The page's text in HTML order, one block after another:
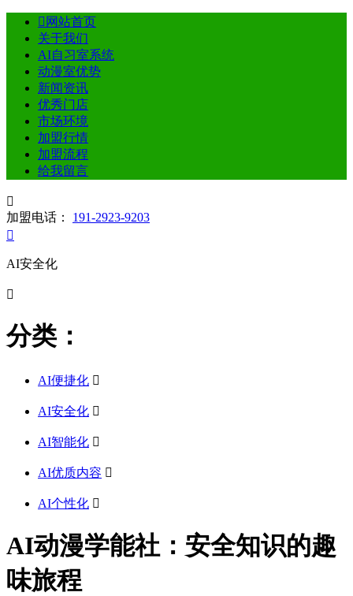
 网站首页
关于我们
AI自习室系统
动漫室优势
新闻资讯
优秀门店
市场环境
加盟行情
加盟流程
给我留言

加盟电话： 191-2923-9203

AI安全化

分类：
AI便捷化 
AI安全化 
AI智能化 
AI优质内容 
AI个性化 
AI动漫学能社：安全知识的趣
味旅程